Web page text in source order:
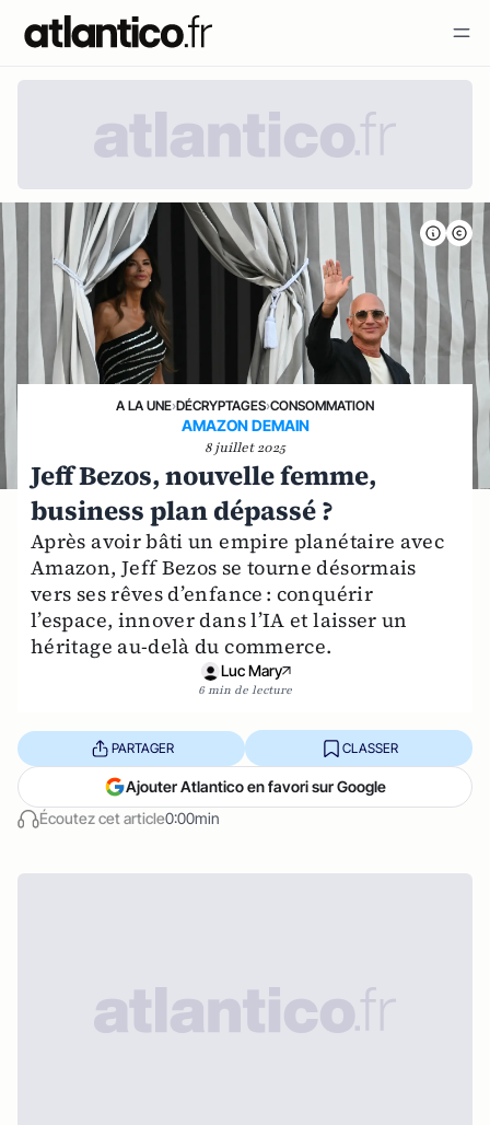
A LA UNE›DÉCRYPTAGES›CONSOMMATION
AMAZON DEMAIN
8 juillet 2025
Jeff Bezos, nouvelle femme,
business plan dépassé ?
Après avoir bâti un empire planétaire avec
Amazon, Jeff Bezos se tourne désormais
vers ses rêves d’enfance : conquérir
l’espace, innover dans l’IA et laisser un
héritage au-delà du commerce.
Luc Mary
6 min de lecture
Écoutez cet article0:00min
PARTAGER CLASSER
Ajouter Atlantico en favori sur Google